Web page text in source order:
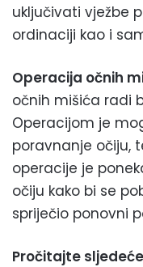
uključivati vježbe
ordinaciji kao i
Operacija očnih
očnih mišića radi
Operacijom je
poravnanje očiju,
operacije je
očiju kako bi se
spriječio ponovni
Pročitajte